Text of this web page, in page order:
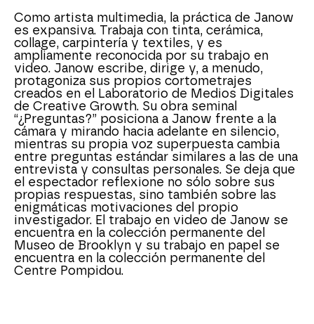
Como artista multimedia, la práctica de Janow
es expansiva. Trabaja con tinta, cerámica,
collage, carpintería y textiles, y es
ampliamente reconocida por su trabajo en
video. Janow escribe, dirige y, a menudo,
protagoniza sus propios cortometrajes
creados en el Laboratorio de Medios Digitales
de Creative Growth. Su obra seminal
“¿Preguntas?” posiciona a Janow frente a la
cámara y mirando hacia adelante en silencio,
mientras su propia voz superpuesta cambia
entre preguntas estándar similares a las de una
entrevista y consultas personales. Se deja que
el espectador reflexione no sólo sobre sus
propias respuestas, sino también sobre las
enigmáticas motivaciones del propio
investigador. El trabajo en video de Janow se
encuentra en la colección permanente del
Museo de Brooklyn y su trabajo en papel se
encuentra en la colección permanente del
Centre Pompidou.